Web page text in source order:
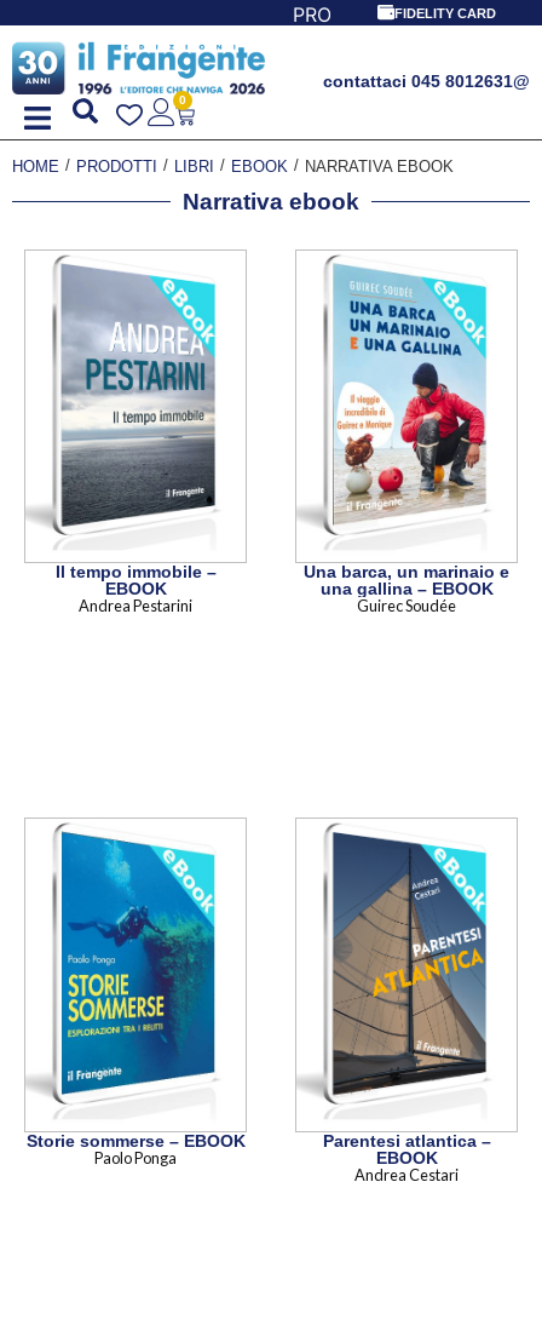
PROMO SPECIALE LIBRI PER I 30 ANNI DEL
FIDELITY CARD
contattaci 045 8012631@
0
HOME / PRODOTTI / LIBRI / EBOOK / NARRATIVA EBOOK
Narrativa ebook
Il tempo immobile –
EBOOK
Andrea Pestarini
Una barca, un marinaio e
una gallina – EBOOK
Guirec Soudée
Storie sommerse – EBOOK
Paolo Ponga
Parentesi atlantica –
EBOOK
Andrea Cestari